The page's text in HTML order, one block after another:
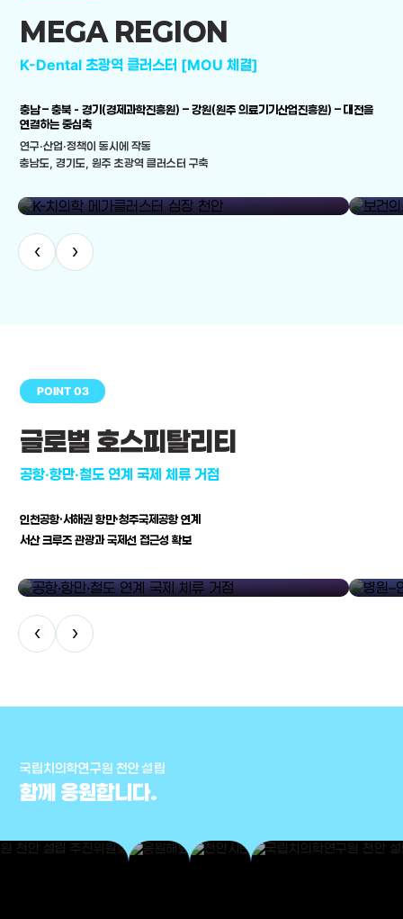
MEGA REGION
K-Dental 초광역 클러스터 [MOU 체결]
충남 – 충북 - 경기(경제과학진흥원) – 강원(원주 의료기기산업진흥원) – 대전을
연결하는 중심축
연구·산업·정책이 동시에 작동
충남도, 경기도, 원주 초광역 클러스터 구축
‹ ›
POINT 03
글로벌 호스피탈리티
공항·항만·철도 연계 국제 체류 거점
인천공항·서해권 항만·청주국제공항 연계
서산 크루즈 관광과 국제선 접근성 확보
‹ ›
국립치의학연구원 천안 설립
함께 응원합니다.